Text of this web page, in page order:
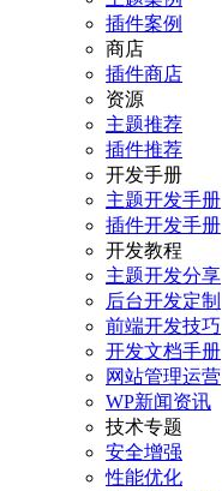
插件案例
商店
插件商店
资源
主题推荐
插件推荐
开发手册
主题开发手册
插件开发手册
开发教程
主题开发分享
后台开发定制
前端开发技巧
开发文档手册
网站管理运营
WP新闻资讯
技术专题
安全增强
性能优化